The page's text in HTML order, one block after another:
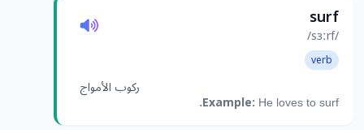
surf
/sɜːrf/
verb
ركوب الأمواج
Example: He loves to surf.